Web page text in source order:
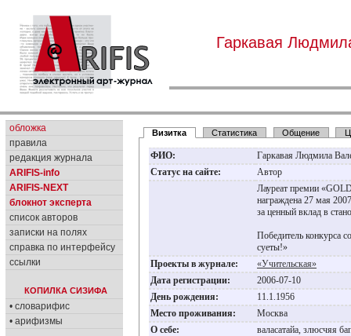
Гаркавая
обложка
правила
редакция журнала
ARIFIS-info
ARIFIS-NEXT
блокнот эксперта
список авторов
записки на полях
справка по интерфейсу
ссылки
КОПИЛКА СИЗИФА
• словарифис
• арифизмы
Визитка Статистика Общение
ФИО:
Гаркавая Людмила
Статус на сайте:
Автор
Лауреат премии
награждена 27 мая
за ценный вклад в
Победитель конкурса
суеты!»
Проекты в журнале:
«Учительская»
Дата регистрации:
2006-07-10
День рождения:
11.1.1956
Место проживания:
Москва
О себе:
валасатайа, злюсчяя